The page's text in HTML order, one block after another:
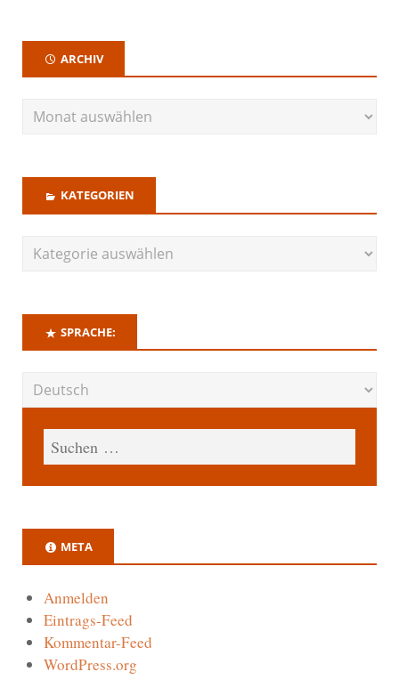
ARCHIV
KATEGORIEN
SPRACHE:
META
Anmelden
Eintrags-Feed
Kommentar-Feed
WordPress.org